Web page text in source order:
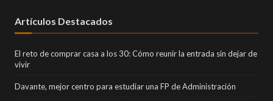
Artículos Destacados
El reto de comprar casa a los 30: Cómo reunir la entrada sin dejar de
vivir
Davante, mejor centro para estudiar una FP de Administración